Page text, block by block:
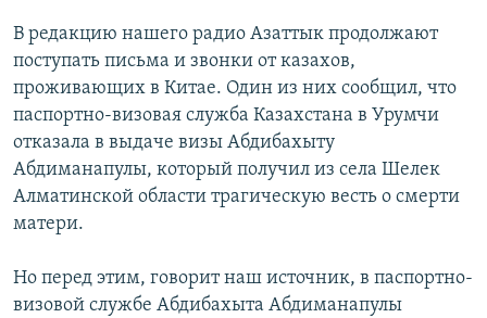
В редакцию нашего радио Азаттык продолжают
поступать письма и звонки от казахов,
проживающих в Китае. Один из них сообщил, что
паспортно-визовая служба Казахстана в Урумчи
отказала в выдаче визы Абдибахыту
Абдиманапулы, который получил из села Шелек
Алматинской области трагическую весть о смерти
матери.
Но перед этим, говорит наш источник, в паспортно-
визовой службе Абдибахыта Абдиманапулы